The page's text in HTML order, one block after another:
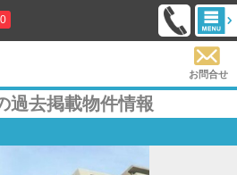
0
お問合せ
過去掲載物件情報